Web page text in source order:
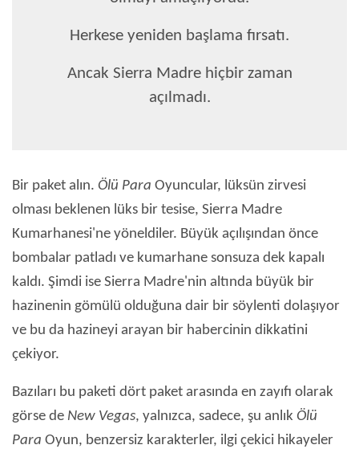
Herkese yeniden başlama fırsatı.
Ancak Sierra Madre hiçbir zaman
açılmadı.
Bir paket alın. Ölü Para Oyuncular, lüksün zirvesi
olması beklenen lüks bir tesise, Sierra Madre
Kumarhanesi'ne yöneldiler. Büyük açılışından önce
bombalar patladı ve kumarhane sonsuza dek kapalı
kaldı. Şimdi ise Sierra Madre'nin altında büyük bir
hazinenin gömülü olduğuna dair bir söylenti dolaşıyor
ve bu da hazineyi arayan bir habercinin dikkatini
çekiyor.
Bazıları bu paketi dört paket arasında en zayıfı olarak
görse de New Vegas, yalnızca, sadece, şu anlık Ölü
Para Oyun, benzersiz karakterler, ilgi çekici hikayeler